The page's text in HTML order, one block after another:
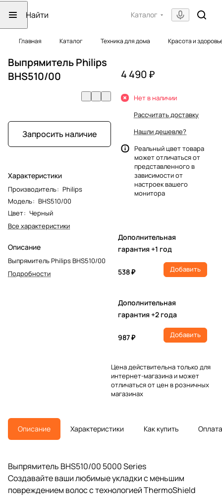
Каталог
Главная Каталог Техника для дома Красота и
Выпрямитель Philips
BHS510/00
Запросить наличие
Характеристики
Производитель: Philips
Модель: BHS510/00
Цвет: Черный
Все характеристики
Описание
Выпрямитель Philips BHS510/00
Подробности
4 490 ₽
Нет в наличии
Рассчитать доставку
Нашли дешевле?
Реальный цвет товара
может отличаться от
представленного в
зависимости от
настроек вашего
монитора
Дополнительная
гарантия +1 год
538 ₽ Добавить
Дополнительная
гарантия +2 года
987 ₽ Добавить
Цена действительна только для
интернет-магазина и может
отличаться от цен в розничных
магазинах
Описание Характеристики Как купить Оплата
Выпрямитель BHS510/00 5000 Series
Создавайте ваши любимые укладки с меньшим
повреждением волос с технологией ThermoShield